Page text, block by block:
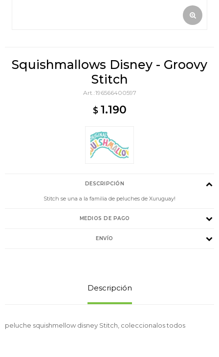
Squishmallows Disney - Groovy
Stitch
196566400597
$ 1.190
DESCRIPCIÓN
Stitch se una a la familia de peluches de Xuruguay!
MEDIOS DE PAGO
ENVÍO
Descripción
peluche squishmellow disney Stitch, coleccionalos todos